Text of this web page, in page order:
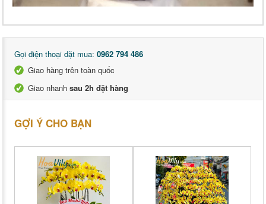
Gọi điện thoại đặt mua: 0962 794 486
Giao hàng trên toàn quốc
Giao nhanh sau 2h đặt hàng
GỢI Ý CHO BẠN